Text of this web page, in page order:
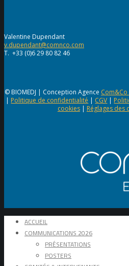
Valentine Dupendant
v.dupendant@comnco.com
T. +33 (0)6 29 80 82 46
© BIOMEDJ | Conception Agence Com&Co
|Politique de confidentialité CGV |
cookies| Réglages des
ACCUEIL
COMMUNICATIONS 2026
PRÉSENTATIONS
POSTERS